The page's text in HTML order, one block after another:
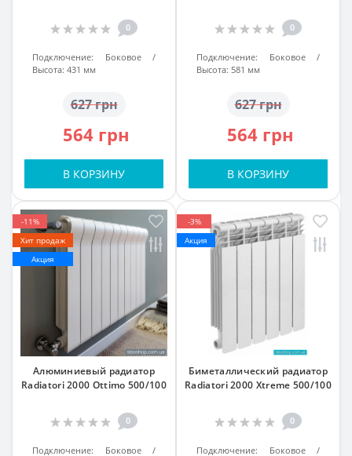
0
Подключение:
Боковое
Высота: 431 мм
627 грн
564 грн
В КОРЗИНУ
0
Подключение:
Боковое
Высота: 581 мм
627 грн
564 грн
В КОРЗИНУ
-11%
Хит продаж
Акция
Алюминиевый радиатор
Radiatori 2000 Ottimo 500/100
0
Подключение:
Боковое
-3%
Акция
Биметаллический радиатор
Radiatori 2000 Xtreme 500/100
0
Подключение:
Боковое